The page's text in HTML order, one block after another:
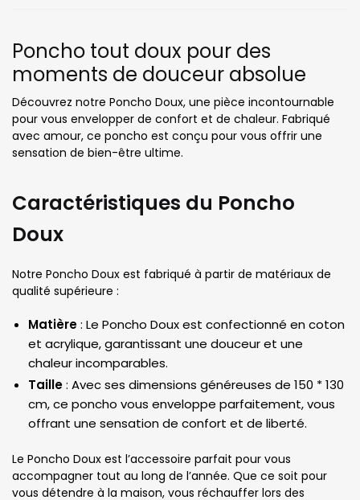
Poncho tout doux pour des
moments de douceur absolue
Découvrez notre Poncho Doux, une pièce incontournable
pour vous envelopper de confort et de chaleur. Fabriqué
avec amour, ce poncho est conçu pour vous offrir une
sensation de bien-être ultime.
Caractéristiques du Poncho
Doux
Notre Poncho Doux est fabriqué à partir de matériaux de
qualité supérieure :
Matière: Le Poncho Doux est confectionné en coton
et acrylique, garantissant une douceur et une
chaleur incomparables.
Taille: Avec ses dimensions généreuses de 150 * 130
cm, ce poncho vous enveloppe parfaitement, vous
offrant une sensation de confort et de liberté.
Le Poncho Doux est l’accessoire parfait pour vous
accompagner tout au long de l’année. Que ce soit pour
vous détendre à la maison, vous réchauffer lors des